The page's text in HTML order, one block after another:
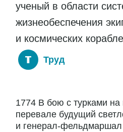
ученый в области
жизнеобеспечения
и космических
Труд
1774 В бою с турками
перевале будущий
и генерал-фельдмаршал